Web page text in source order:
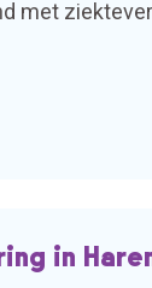
met
in